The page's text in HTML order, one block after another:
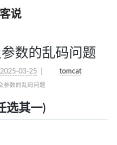
说
参数的乱码问题
2025-03-25 tomcat
参数的乱码问题
选其一)